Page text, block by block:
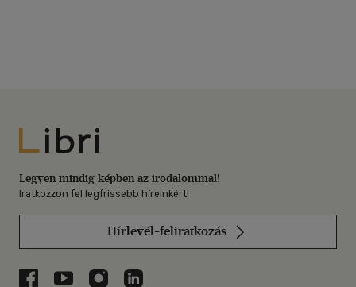
Libri
Legyen mindig képben az irodalommal!
Iratkozzon fel legfrissebb híreinkért!
Hírlevél-feliratkozás
Libri a Facebookon
Libri a Youtube-on
Libri az Instagramon
Libri a LinkedInen